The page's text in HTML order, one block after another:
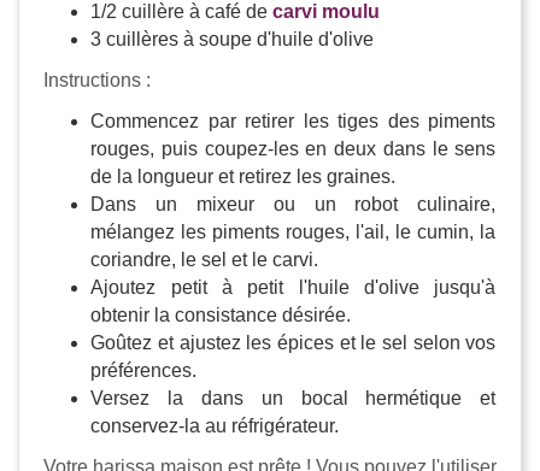
1/2 cuillère à café decarvi moulu
3 cuillères à soupe d'huile d'olive
Instructions :
Commencez par retirer les tiges des piments
rouges, puis coupez-les en deux dans le sens
de la longueur et retirez les graines.
Dans un mixeur ou un robot culinaire,
mélangez les piments rouges, l'ail, le cumin, la
coriandre, le sel et le carvi.
Ajoutez petit à petit l'huile d'olive jusqu'à
obtenir la consistance désirée.
Goûtez et ajustez les épices et le sel selon vos
préférences.
Versez la dans un bocal hermétique et
conservez-la au réfrigérateur.
Votre harissa maison est prête ! Vous pouvez l'utiliser